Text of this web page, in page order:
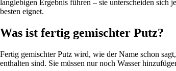
langlebigen Ergebnis führen – sie unterscheiden
besten eignet.
Was ist fertig gemischter Putz?
Fertig gemischter Putz wird, wie der Name schon
enthalten sind. Sie müssen nur noch Wasser